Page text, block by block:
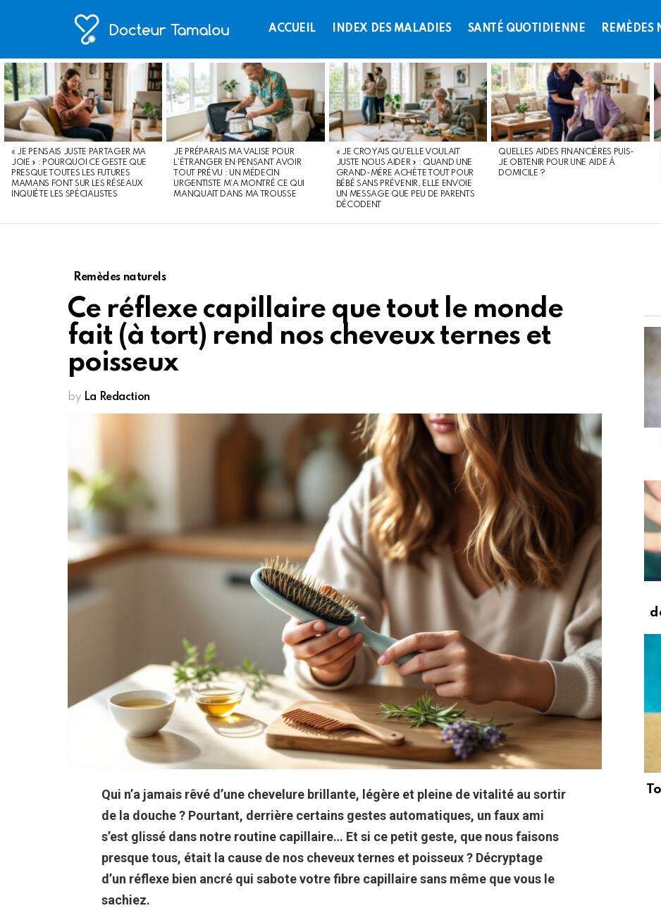
ACCUEIL INDEX DES MALADIES SANTÉ QUOTIDIENNE REMÈDES
LATEST
STORIES
« JE PENSAIS JUSTE PARTAGER MA
JOIE » : POURQUOI CE GESTE QUE
PRESQUE TOUTES LES FUTURES
MAMANS FONT SUR LES RÉSEAUX
INQUIÈTE LES SPÉCIALISTES
JE PRÉPARAIS MA VALISE POUR
L’ÉTRANGER EN PENSANT AVOIR
TOUT PRÉVU : UN MÉDECIN
URGENTISTE M’A MONTRÉ CE QUI
MANQUAIT DANS MA TROUSSE
« JE CROYAIS QU’ELLE VOULAIT
JUSTE NOUS AIDER » : QUAND UNE
GRAND-MÈRE ACHÈTE TOUT POUR
BÉBÉ SANS PRÉVENIR, ELLE ENVOIE
UN MESSAGE QUE PEU DE PARENTS
DÉCODENT
QUELLES AIDES FINANCIÈRES PUIS-
JE OBTENIR POUR UNE AIDE À
DOMICILE ?
Remèdes naturels
Ce réflexe capillaire que tout le monde
fait (à tort) rend nos cheveux ternes et
poisseux
by La Redaction
Qui n’a jamais rêvé d’une chevelure brillante, légère et pleine de vitalité au sortir
de la douche ? Pourtant, derrière certains gestes automatiques, un faux ami
s’est glissé dans notre routine capillaire… Et si ce petit geste, que nous faisons
presque tous, était la cause de nos cheveux ternes et poisseux ? Décryptage
d’un réflexe bien ancré qui sabote votre fibre capillaire sans même que vous le
sachiez.